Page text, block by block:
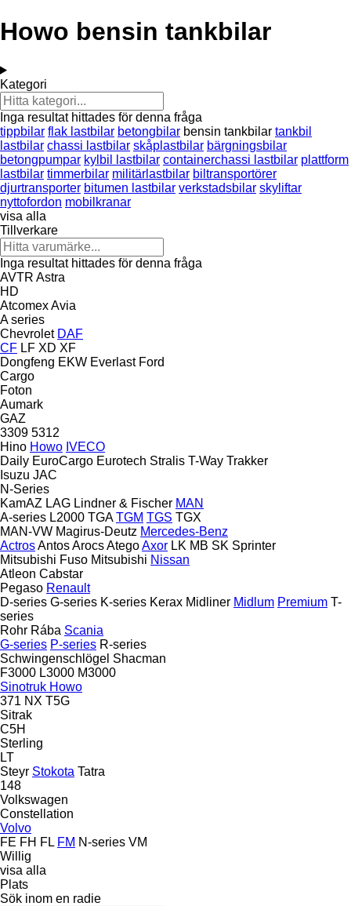
Howo bensin tankbilar
Kategori
Inga resultat hittades för denna fråga
tippbilar flak lastbilar betongbilar bensin tankbilar tankbil
lastbilar chassi lastbilar skåplastbilar bärgningsbilar
betongpumpar kylbil lastbilar containerchassi lastbilar plattform
lastbilar timmerbilar militärlastbilar biltransportörer
djurtransporter bitumen lastbilar verkstadsbilar skyliftar
nyttofordon mobilkranar
visa alla
Tillverkare
Inga resultat hittades för denna fråga
AVTR Astra
HD
AtcomexAvia
A series
Chevrolet DAF
CF LF XD XF
Dongfeng EKW Everlast Ford
Cargo
Foton
Aumark
GAZ
3309 5312
Hino Howo IVECO
Daily EuroCargo Eurotech Stralis T-Way Trakker
Isuzu JAC
N-Series
KamAZ LAG Lindner & Fischer MAN
A-series L2000 TGA TGM TGS TGX
MAN-VW Magirus-Deutz Mercedes-Benz
ActrosAntosArocsAtegoAxor LK MB SK Sprinter
Mitsubishi Fuso Mitsubishi Nissan
Atleon Cabstar
Pegaso Renault
D-series G-series K-series Kerax Midliner Midlum Premium T-
series
Rohr Rába Scania
G-series P-series R-series
Schwingenschlögel Shacman
F3000 L3000 M3000
Sinotruk Howo
371 NX T5G
Sitrak
C5H
Sterling
LT
Steyr Stokota Tatra
148
Volkswagen
Constellation
Volvo
FE FH FL FM N-series VM
Willig
visa alla
Plats
Sök inom en radie